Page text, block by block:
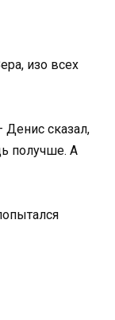
изо всех
сказал,
получше. А